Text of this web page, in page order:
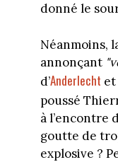
donné le
Néanmoins,
annonçant
d’Anderlecht et
poussé
à l’encontre
goutte de
explosive ?